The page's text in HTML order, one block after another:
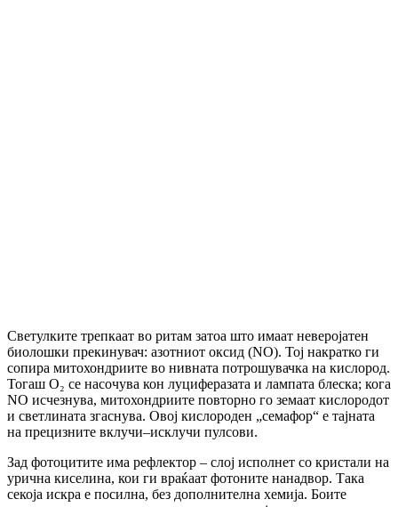
Светулките трепкаат во ритам затоа што имаат неверојатен
биолошки прекинувач: азотниот оксид (NO). Тој накратко ги
сопира митохондриите во нивната потрошувачка на кислород.
Тогаш О₂ се насочува кон луциферазата и лампата блеска; кога
NO исчезнува, митохондриите повторно го земаат кислородот
и светлината згаснува. Овој кислороден „семафор“ е тајната
на прецизните вклучи–исклучи пулсови.
Зад фотоцитите има рефлектор – слој исполнет со кристали на
урична киселина, кои ги враќаат фотоните нанадвор. Така
секоја искра е посилна, без дополнителна хемија. Боите